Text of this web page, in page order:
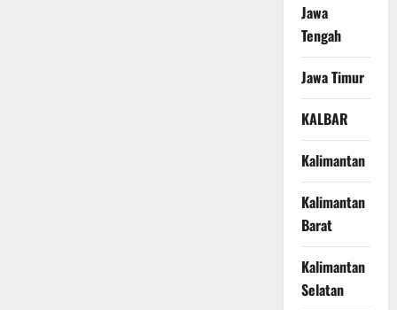
Jawa
Tengah
Jawa Timur
KALBAR
Kalimantan
Kalimantan
Barat
Kalimantan
Selatan